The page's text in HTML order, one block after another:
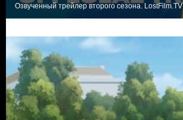
Озвученный трейлер второго сезона. LostFilm.TV